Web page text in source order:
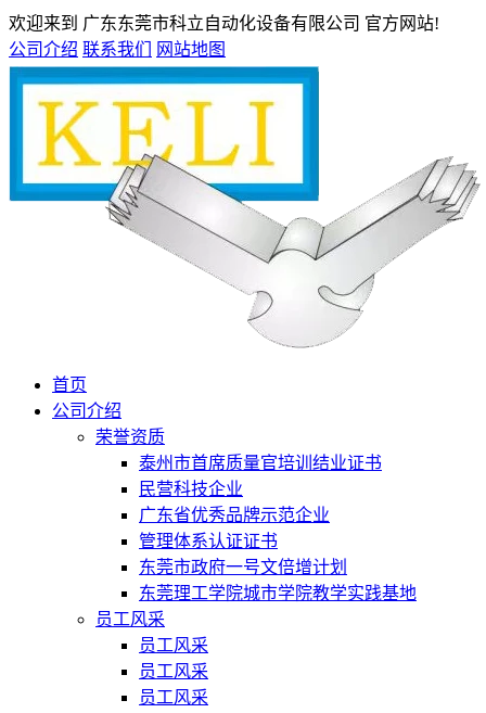
欢迎来到 广东东莞市科立自动化设备有限公司 官方网站!
公司介绍 联系我们 网站地图
首页
公司介绍
荣誉资质
泰州市首席质量官培训结业证书
民营科技企业
广东省优秀品牌示范企业
管理体系认证证书
东莞市政府一号文倍增计划
东莞理工学院城市学院教学实践基地
员工风采
员工风采
员工风采
员工风采